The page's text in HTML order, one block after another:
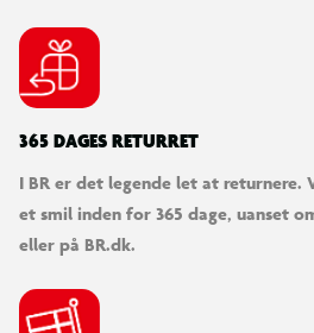
365 DAGES RETURRET
I BR er det legende let at
et smil inden for 365 dage, uanset
eller på BR.dk.